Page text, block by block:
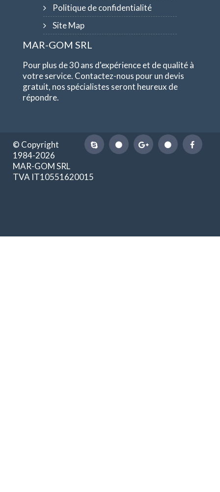
Politique de confidentialité
Site Map
MAR-GOM SRL
Pour plus de 30 ans d'expérience et de qualité à
votre service. Contactez-nous pour un devis
gratuit, nos spécialistes seront heureux de
répondre.
© Copyright
1984-2026
MAR-GOM SRL
TVA IT10551620015